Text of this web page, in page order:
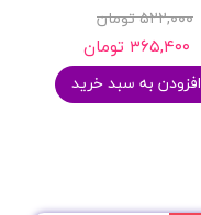
۵۲۲,۰۰۰ تومان
۳۶۵,۴۰۰ تومان
افزودن به سبد خرید